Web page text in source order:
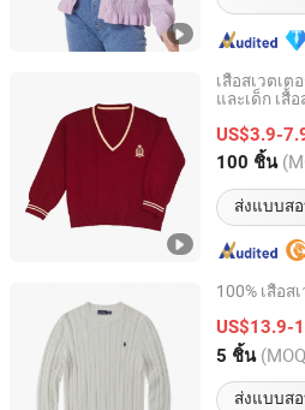
เสื้อสเวตเ
และเด็ก เสื้
US$3.9-
100 ชิ้น
ส่งแบบส
Dongguan Ardi Apparel Co., Ltd.
Guangdong, China อั
100% เสื้อ
US$13.9-
5 ชิ้น
ส่งแบบส
Guangzhou Tianhe District
Co., Ltd.
Guangdong, China อั